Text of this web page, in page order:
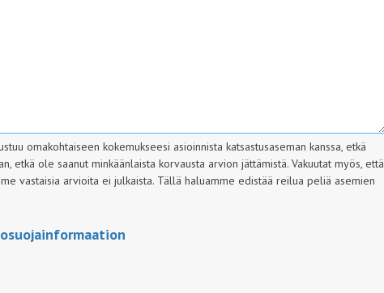
omakohtaiseen kokemukseesi asioinnista katsastusaseman kanssa, etkä
etkä ole saanut minkäänlaista korvausta arvion jättämistä. Vakuutat myös, että
vastaisia arvioita ei julkaista. Tällä haluamme edistää reilua peliä asemien